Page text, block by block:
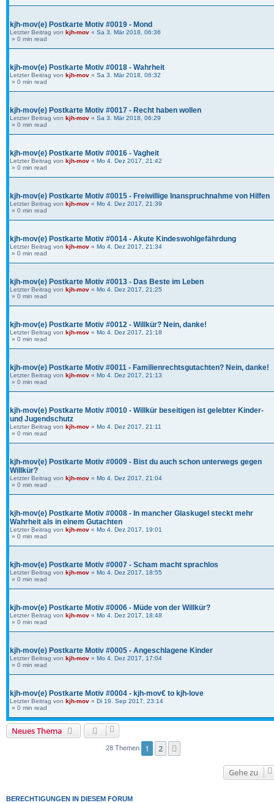
kjh-mov(e) Postkarte Motiv #0019 - Mond
Letzter Beitrag von kjh-mov « Sa 3. Mär 2018, 06:36
» 0 min read
kjh-mov(e) Postkarte Motiv #0018 - Wahrheit
Letzter Beitrag von kjh-mov « Sa 3. Mär 2018, 06:32
» 0 min read
kjh-mov(e) Postkarte Motiv #0017 - Recht haben wollen
Letzter Beitrag von kjh-mov « Sa 3. Mär 2018, 06:29
» 0 min read
kjh-mov(e) Postkarte Motiv #0016 - Vagheit
Letzter Beitrag von kjh-mov « Mo 4. Dez 2017, 21:42
» 0 min read
kjh-mov(e) Postkarte Motiv #0015 - Freiwillige Inanspruchnahme von Hilfen
Letzter Beitrag von kjh-mov « Mo 4. Dez 2017, 21:39
» 0 min read
kjh-mov(e) Postkarte Motiv #0014 - Akute Kindeswohlgefährdung
Letzter Beitrag von kjh-mov « Mo 4. Dez 2017, 21:34
» 0 min read
kjh-mov(e) Postkarte Motiv #0013 - Das Beste im Leben
Letzter Beitrag von kjh-mov « Mo 4. Dez 2017, 21:25
» 0 min read
kjh-mov(e) Postkarte Motiv #0012 - Willkür? Nein, danke!
Letzter Beitrag von kjh-mov « Mo 4. Dez 2017, 21:18
» 0 min read
kjh-mov(e) Postkarte Motiv #0011 - Familienrechtsgutachten? Nein, danke!
Letzter Beitrag von kjh-mov « Mo 4. Dez 2017, 21:13
» 0 min read
kjh-mov(e) Postkarte Motiv #0010 - Willkür beseitigen ist gelebter Kinder-
und Jugendschutz
Letzter Beitrag von kjh-mov « Mo 4. Dez 2017, 21:11
» 0 min read
kjh-mov(e) Postkarte Motiv #0009 - Bist du auch schon unterwegs gegen
Willkür?
Letzter Beitrag von kjh-mov « Mo 4. Dez 2017, 21:04
» 0 min read
kjh-mov(e) Postkarte Motiv #0008 - In mancher Glaskugel steckt mehr
Wahrheit als in einem Gutachten
Letzter Beitrag von kjh-mov « Mo 4. Dez 2017, 19:01
» 0 min read
kjh-mov(e) Postkarte Motiv #0007 - Scham macht sprachlos
Letzter Beitrag von kjh-mov « Mo 4. Dez 2017, 18:55
» 0 min read
kjh-mov(e) Postkarte Motiv #0006 - Müde von der Willkür?
Letzter Beitrag von kjh-mov « Mo 4. Dez 2017, 18:48
» 0 min read
kjh-mov(e) Postkarte Motiv #0005 - Angeschlagene Kinder
Letzter Beitrag von kjh-mov « Mo 4. Dez 2017, 17:04
» 0 min read
kjh-mov(e) Postkarte Motiv #0004 - kjh-mov€ to kjh-love
Letzter Beitrag von kjh-mov « Di 19. Sep 2017, 23:14
» 0 min read
Neues Thema
28 Themen 1 2
Gehe zu
BERECHTIGUNGEN IN DIESEM FORUM